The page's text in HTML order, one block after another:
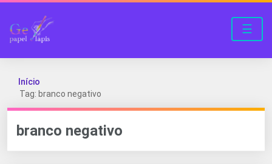
☰
Início
Tag: branco negativo
branco negativo